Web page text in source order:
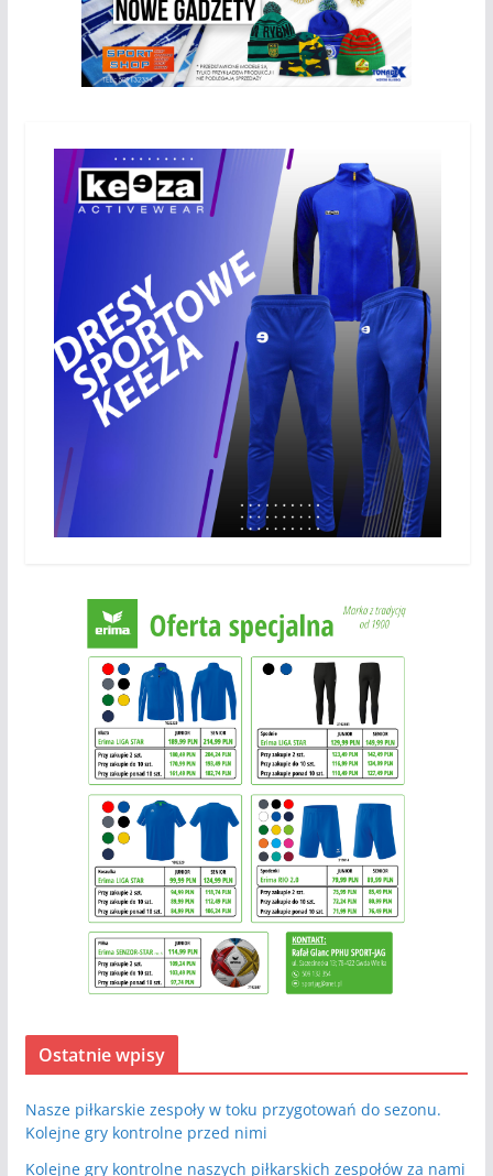
Ostatnie wpisy
Nasze piłkarskie zespoły w toku przygotowań do sezonu.
Kolejne gry kontrolne przed nimi
Kolejne gry kontrolne naszych piłkarskich zespołów za nami